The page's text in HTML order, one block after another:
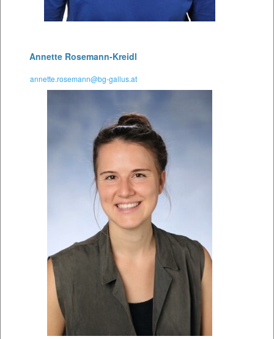
Annette Rosemann-Kreidl
annette.rosemann@bg-gallus.at